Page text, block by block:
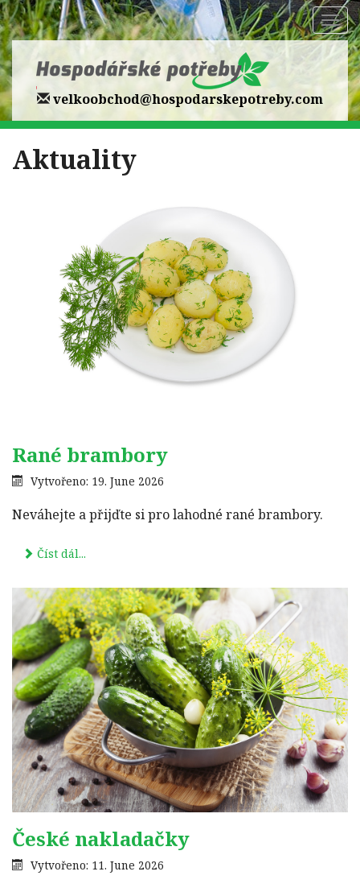
velkoobchod@hospodarskepotreby.com
Aktuality
Rané brambory
Vytvořeno: 19. June 2026
Neváhejte a přijďte si pro lahodné rané brambory.
Číst dál...
České nakladačky
Vytvořeno: 11. June 2026